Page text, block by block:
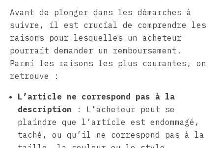
Avant de plonger dans les démarches à
suivre, il est crucial de comprendre les
raisons pour lesquelles un acheteur
pourrait demander un remboursement.
Parmi les raisons les plus courantes, on
retrouve :
L’article ne correspond pas à la
description : L’acheteur peut se
plaindre que l’article est endommagé,
taché, ou qu’il ne correspond pas à la